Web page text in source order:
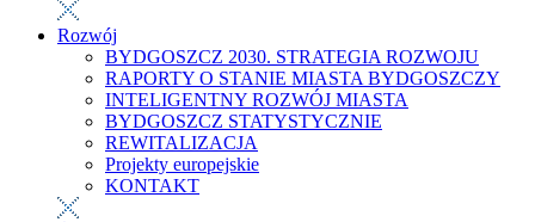
Rozwój
BYDGOSZCZ 2030. STRATEGIA ROZWOJU
RAPORTY O STANIE MIASTA BYDGOSZCZY
INTELIGENTNY ROZWÓJ MIASTA
BYDGOSZCZ STATYSTYCZNIE
REWITALIZACJA
Projekty europejskie
KONTAKT